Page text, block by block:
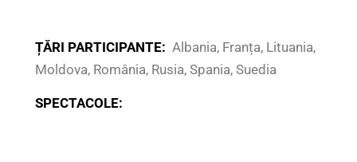
ȚĂRI PARTICIPANTE: Albania, Franța, Lituania,
Moldova, România, Rusia, Spania, Suedia
SPECTACOLE: